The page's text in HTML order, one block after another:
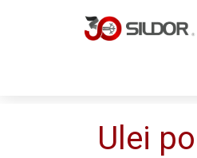
Ulei